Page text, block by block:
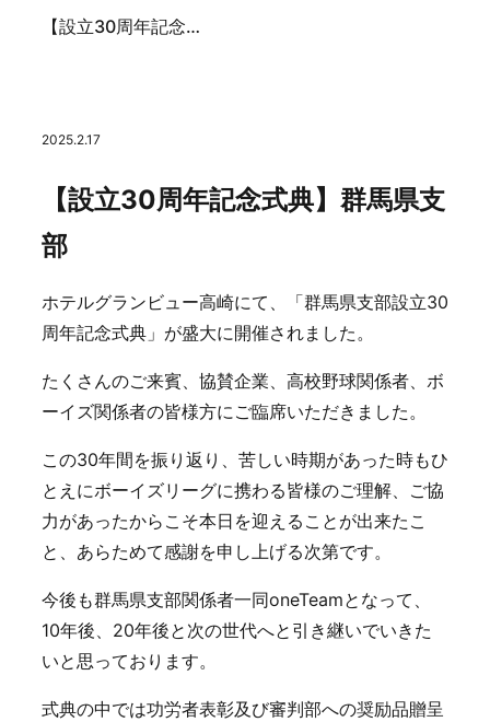
【設立30周年記念式典】群馬県支部
2025.2.17
【設立30周年記念式典】群馬県支
部
ホテルグランビュー高崎にて、「群馬県支部設立30
周年記念式典」が盛大に開催されました。
たくさんのご来賓、協賛企業、高校野球関係者、ボ
ーイズ関係者の皆様方にご臨席いただきました。
この30年間を振り返り、苦しい時期があった時もひ
とえにボーイズリーグに携わる皆様のご理解、ご協
力があったからこそ本日を迎えることが出来たこ
と、あらためて感謝を申し上げる次第です。
今後も群馬県支部関係者一同oneTeamとなって、
10年後、20年後と次の世代へと引き継いでいきた
いと思っております。
式典の中では功労者表彰及び審判部への奨励品贈呈